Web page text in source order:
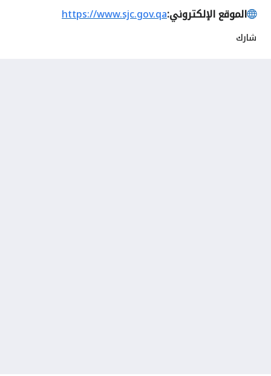
الموقع الإلكتروني:https://www.sjc.gov.qa
شارك